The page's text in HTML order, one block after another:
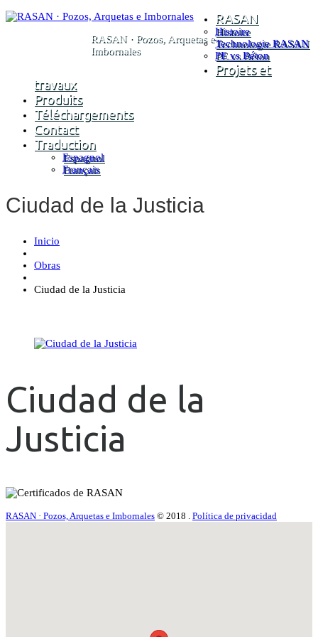
RASAN · Pozos, Arquetas e
Imbornales
RASAN
Histoire
Technologie RASAN
PE vs Béton
Projets et
travaux
Produits
Téléchargements
Contact
Traduction
Espagnol
Français
Ciudad de la Justicia
Inicio
Obras
Ciudad de la Justicia
Ciudad de la
Justicia
RASAN · Pozos, Arquetas e Imbornales © 2018 Política de privacidad